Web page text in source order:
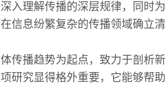
入理解传播的深层规律，同时
信息纷繁复杂的传播领域确立清
传播趋势为起点，致力于剖析
研究显得格外重要，它能够帮